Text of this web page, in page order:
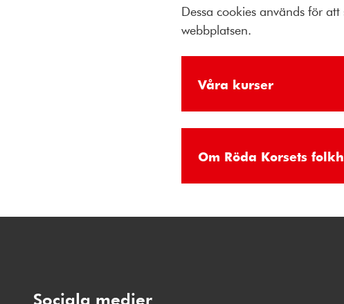
Dessa cookies används för
webbplatsen.
Våra kurser
Om Röda Korsets
Sociala medier